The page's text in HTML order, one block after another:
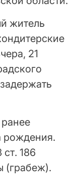
житель
21
рождения.
186
(грабеж).